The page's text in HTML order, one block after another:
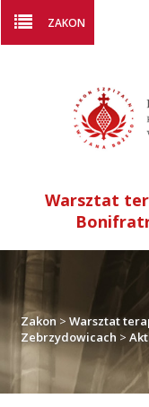
ZAKON
Warsztat
Zakon >Warsztat
Zebrzydowicach >